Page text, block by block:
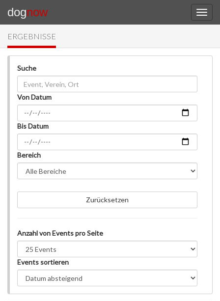
dognow
ERGEBNISSE
Suche
Von Datum
Bis Datum
Bereich
Zurücksetzen
Anzahl von Events pro Seite
Events sortieren